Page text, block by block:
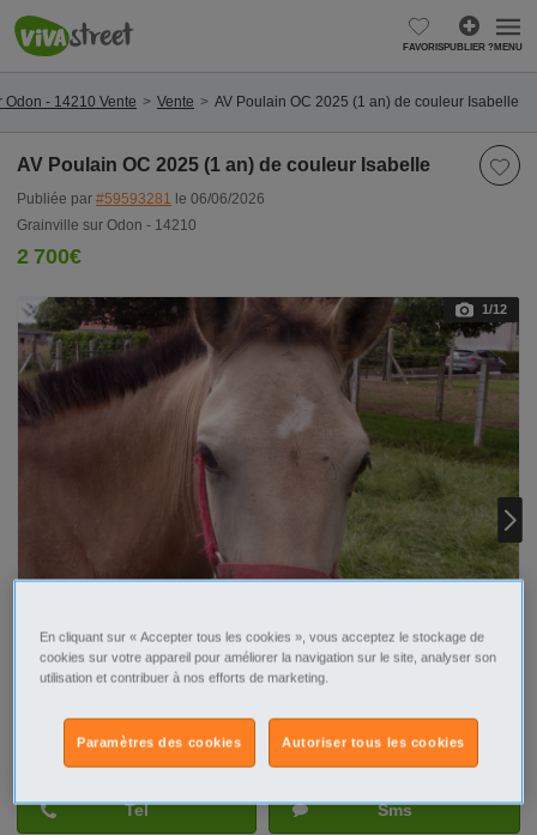
FAVORISPUBLIER ?MENU
Odon - 14210 Vente Vente AV Poulain OC 2025 (1 an) de couleur Isabelle
AV Poulain OC 2025 (1 an) de couleur Isabelle
Publiée par #59593281 le 06/06/2026
Grainville sur Odon - 14210
2 700€
1/12
Tel Sms
En cliquant sur « Accepter tous les cookies », vous acceptez le stockage de
cookies sur votre appareil pour améliorer la navigation sur le site, analyser son
utilisation et contribuer à nos efforts de marketing.
Autoriser tous les cookies
Paramètres des cookies